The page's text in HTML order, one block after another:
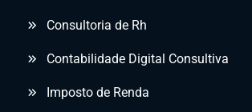
Consultoria de Rh
Contabilidade Digital Consultiva
Imposto de Renda